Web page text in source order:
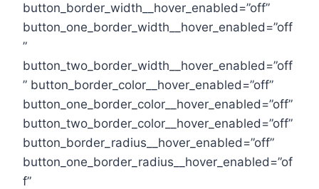
button_border_width__hover_enabled=”off”
button_one_border_width__hover_enabled=”off
”
button_two_border_width__hover_enabled=”off
” button_border_color__hover_enabled=”off”
button_one_border_color__hover_enabled=”off”
button_two_border_color__hover_enabled=”off”
button_border_radius__hover_enabled=”off”
button_one_border_radius__hover_enabled=”of
f”